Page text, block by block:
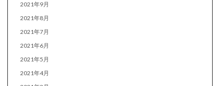
2021年9月
2021年8月
2021年7月
2021年6月
2021年5月
2021年4月